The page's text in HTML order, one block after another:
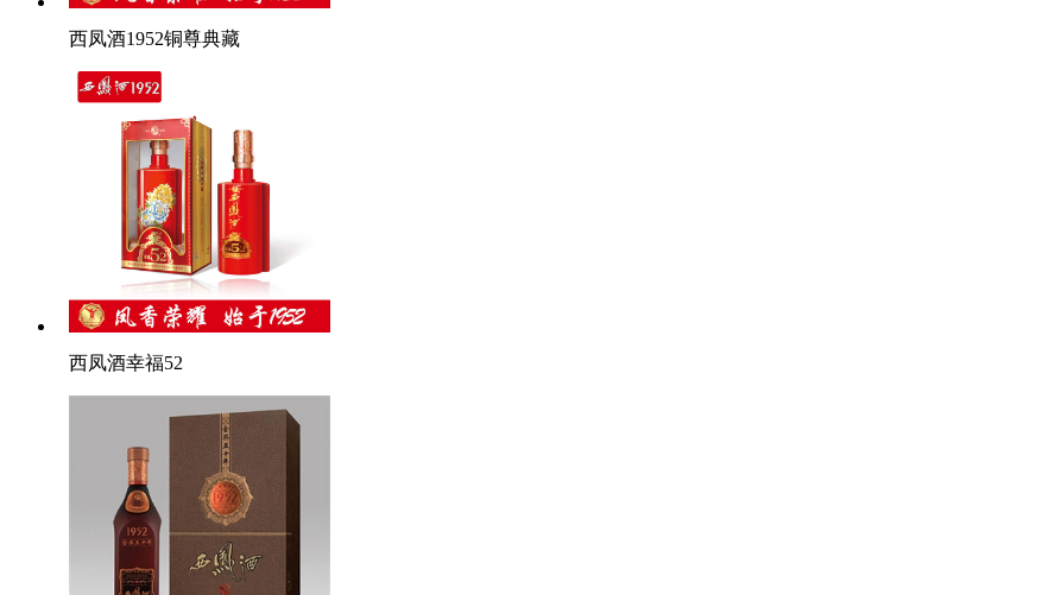
西凤酒1952铜尊典藏
西凤酒幸福52